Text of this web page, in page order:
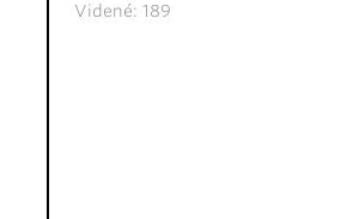
Videné: 189